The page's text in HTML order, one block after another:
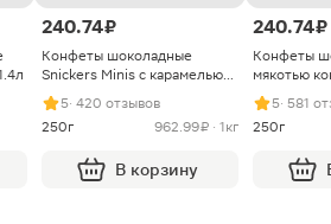
240.74 ₽
Конфеты шоколадные
Snickers Minis с карамелью
арахисом и нугой
5· 420 отзывов
250г
962.99 ₽ · 1кг
В корзину
240.74 ₽
Конфеты
мякотью
5· 581
250г